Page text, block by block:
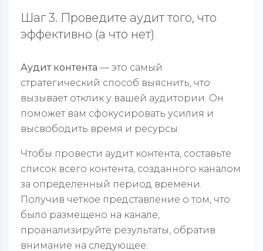
Шаг 3. Проведите аудит того, что
эффективно (а что нет)
Аудит контента — это самый
стратегический способ выяснить, что
вызывает отклик у вашей аудитории. Он
поможет вам сфокусировать усилия и
высвободить время и ресурсы.
Чтобы провести аудит контента, составьте
список всего контента, созданного каналом
за определенный период времени.
Получив четкое представление о том, что
было размещено на канале,
проанализируйте результаты, обратив
внимание на следующее: